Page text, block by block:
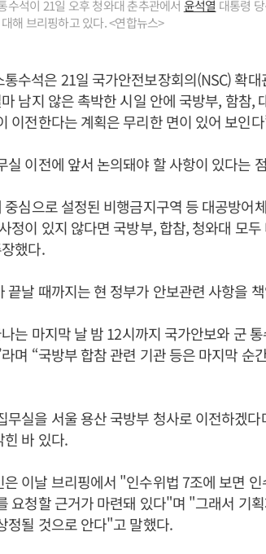
수석이 21일 오후 청와대 춘추관에서 윤석열 대통령
해 브리핑하고 있다. <연합뉴스>
수석은 21일 국가안전보장회의(NSC) 확
남지 않은 촉박한 시일 안에 국방부, 함참,
이전한다는 계획은 무리한 면이 있어 보인
실 이전에 앞서 논의돼야 할 사항이 있다는
심으로 설정된 비행금지구역 등 대공방어
정이 있지 않다면 국방부, 합참, 청와대 모
했다.
끝날 때까지는 현 정부가 안보관련 사항을
는 마지막 날 밤 12시까지 국가안보와 군
며 “국방부 합참 관련 기관 등은 마지막 순
무실을 서울 용산 국방부 청사로 이전하겠
바 있다.
이날 브리핑에서 "인수위법 7조에 보면
요청할 근거가 마련돼 있다"며 "그래서 기
정될 것으로 안다"고 말했다.